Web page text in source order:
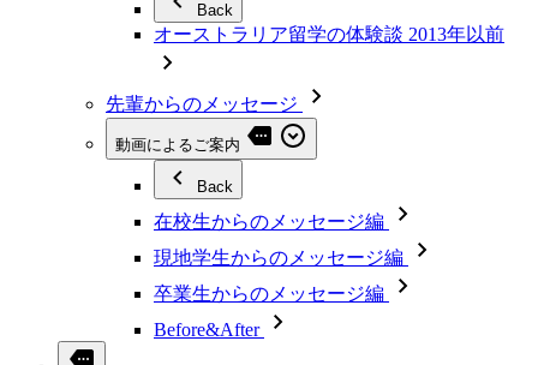
Back
オーストラリア留学の体験談 2013年以前
先輩からのメッセージ
動画によるご案内
Back
在校生からのメッセージ編
現地学生からのメッセージ編
卒業生からのメッセージ編
Before&After